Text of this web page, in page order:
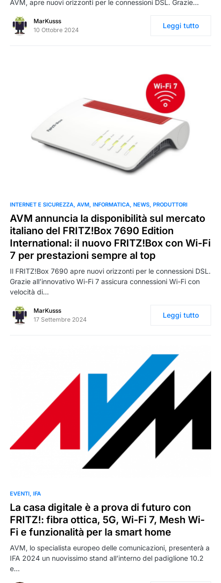
AVM, apre nuovi orizzonti per le connessioni DSL. Grazie…
MarKusss
10 Ottobre 2024
Leggi tutto
0
INTERNET E SICUREZZA AVM INFORMATICA NEWS PRODUTTORI
AVM annuncia la disponibilità sul mercato
italiano del FRITZ!Box 7690 Edition
International: il nuovo FRITZ!Box con Wi-Fi
7 per prestazioni sempre al top
Il FRITZ!Box 7690 apre nuovi orizzonti per le connessioni DSL.
Grazie all’innovativo Wi-Fi 7 assicura connessioni Wi-Fi con
velocità di…
MarKusss
17 Settembre 2024
Leggi tutto
EVENTI IFA
La casa digitale è a prova di futuro con
FRITZ!: fibra ottica, 5G, Wi-Fi 7, Mesh Wi-
Fi e funzionalità per la smart home
AVM, lo specialista europeo delle comunicazioni, presenterà a
IFA 2024 un nuovissimo stand all’interno del padiglione 10.2
e…